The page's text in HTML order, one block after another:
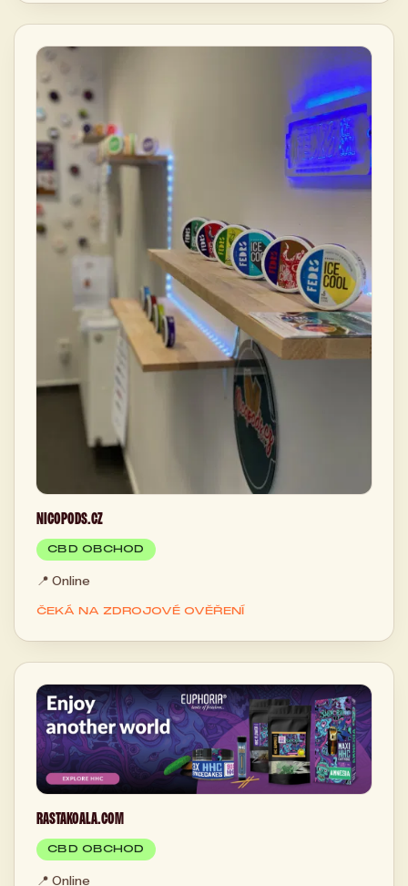
NICOPODS.CZ
CBD OBCHOD
📍 Online
ČEKÁ NA ZDROJOVÉ OVĚŘENÍ
RASTAKOALA.COM
CBD OBCHOD
📍 Online